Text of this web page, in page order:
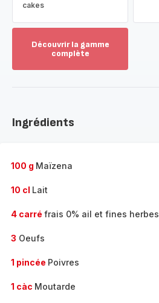
cakes
Découvrir la gamme
complète
gamme
Ingrédients
100 g Maïzena
10 cl Lait
4 carré frais 0% ail et fines herbes
3 Oeufs
1 pincée Poivres
1 càc Moutarde